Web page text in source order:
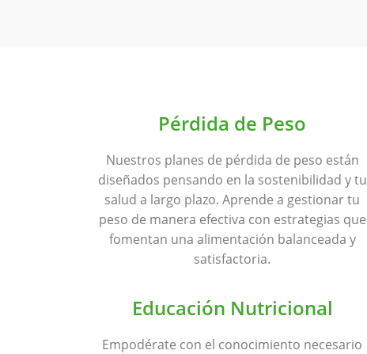
Pérdida de Peso
Nuestros planes de pérdida de peso están
diseñados pensando en la sostenibilidad y tu
salud a largo plazo. Aprende a gestionar tu
peso de manera efectiva con estrategias que
fomentan una alimentación balanceada y
satisfactoria.
Educación Nutricional
Empodérate con el conocimiento necesario